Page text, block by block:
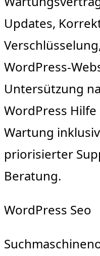
Updates,
WordPress-
Untersützung
WordPress
Wartung
priorisierter
Beratung.
WordPress Seo